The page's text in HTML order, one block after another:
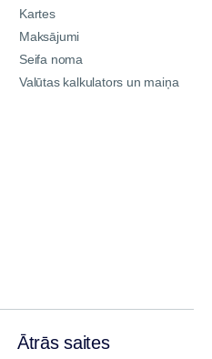
Kartes
Maksājumi
Seifa noma
Valūtas kalkulators un maiņa
Ātrās saites